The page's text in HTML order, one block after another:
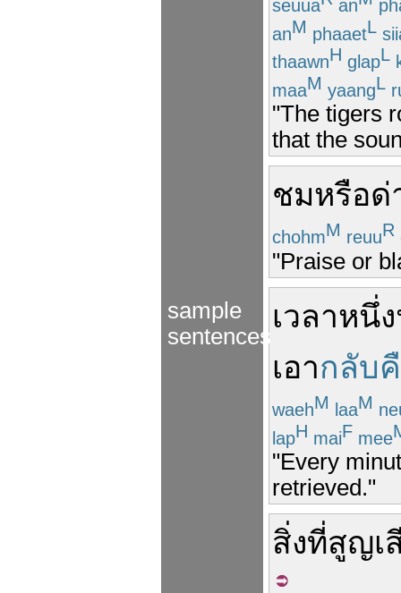
sample
sentences
seuua an
anM phaaetL
thaawnH glapL
maaM yaangL
"The tigers
that the
ชมหรือด่
chohmM reuuR
"Praise or
เวลาหนึ่ง
เอากลับ
waehM laaM
lapH maiF mee
"Every
retrieved."
สิ่งที่สูญเ